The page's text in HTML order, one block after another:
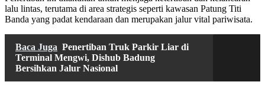
lalu lintas, terutama di area strategis seperti kawasan Patung Titi
Banda yang padat kendaraan dan merupakan jalur vital pariwisata.
Baca Juga Penertiban Truk Parkir Liar di
Terminal Mengwi, Dishub Badung
Bersihkan Jalur Nasional